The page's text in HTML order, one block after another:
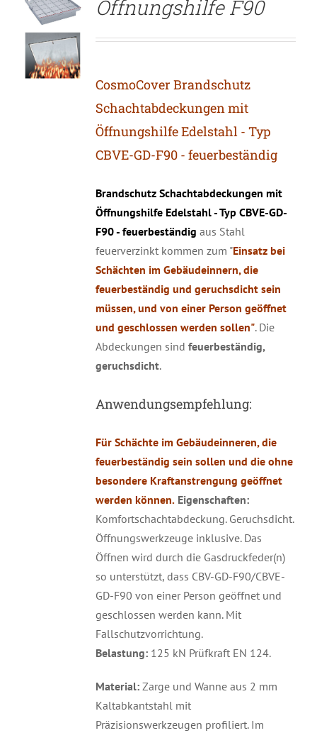
Öffnungshilfe F90
CosmoCover Brandschutz
Schachtabdeckungen mit
Öffnungshilfe Edelstahl - Typ
CBVE-GD-F90 - feuerbeständig
Brandschutz Schachtabdeckungen mit
Öffnungshilfe Edelstahl - Typ CBVE-GD-
F90 - feuerbeständig aus Stahl
feuerverzinkt kommen zum "Einsatz bei
Schächten im Gebäudeinnern, die
feuerbeständig und geruchsdicht sein
müssen, und von einer Person geöffnet
und geschlossen werden sollen". Die
Abdeckungen sind feuerbeständig,
geruchsdicht.
Anwendungsempfehlung:
Für Schächte im Gebäudeinneren, die
feuerbeständig sein sollen und die ohne
besondere Kraftanstrengung geöffnet
werden können. Eigenschaften:
Komfortschachtabdeckung. Geruchsdicht.
Öffnungswerkzeuge inklusive. Das
Öffnen wird durch die Gasdruckfeder(n)
so unterstützt, dass CBV-GD-F90/CBVE-
GD-F90 von einer Person geöffnet und
geschlossen werden kann. Mit
Fallschutzvorrichtung.
Belastung: 125 kN Prüfkraft EN 124.
Material:Zarge und Wanne aus 2 mm
Kaltabkantstahl mit
Präzisionswerkzeugen profiliert. Im